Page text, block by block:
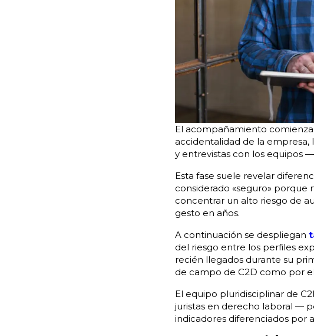
El acompañamiento
accidentalidad de la empresa,
y entrevistas con los equipos
Esta fase suele revelar
considerado «seguro»
concentrar un alto riesgo de
gesto en años.
A continuación se despliegan
del riesgo entre los perfiles
recién llegados durante su
de campo de C2D como por
El equipo pluridisciplinar de
juristas en derecho laboral —
indicadores diferenciados por